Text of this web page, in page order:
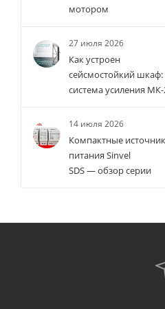
мотором
27 июля 2026
Как устроен
сейсмостойкий шкаф:
система усиления
14 июля 2026
Компактные
питания Sinvel
SDS — обзор серии